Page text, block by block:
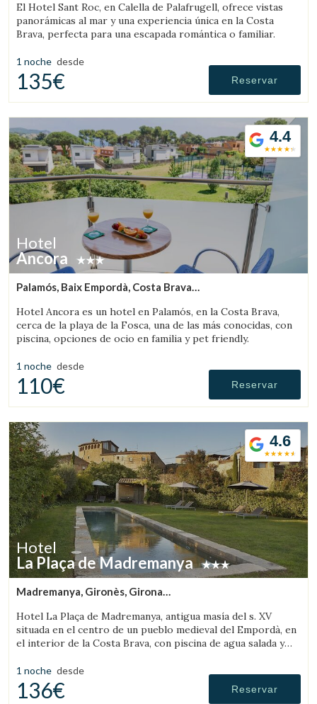
El Hotel Sant Roc, en Calella de Palafrugell, ofrece vistas
panorámicas al mar y una experiencia única en la Costa
Brava, perfecta para una escapada romántica o familiar.
1 noche desde
135€ Reservar
4.4
Hotel
Ancora
Palamós, Baix Empordà, Costa Brava
Hotel Ancora es un hotel en Palamós, en la Costa Brava,
cerca de la playa de la Fosca, una de las más conocidas, con
piscina, opciones de ocio en familia y pet friendly.
1 noche desde
110€ Reservar
4.6
Hotel
La Plaça de Madremanya
Madremanya, Gironès, Girona
Hotel La Plaça de Madremanya, antigua masía del s. XV
situada en el centro de un pueblo medieval del Empordà, en
el interior de la Costa Brava, con piscina de agua salada y
1 noche desde
136€ Reservar